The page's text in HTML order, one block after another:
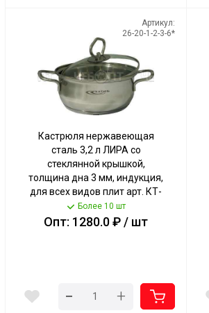
Артикул:
26-20-1-2-3-6*
Кастрюля нержавеющая
сталь 3,2 л ЛИРА со
стеклянной крышкой,
толщина дна 3 мм, индукция,
для всех видов плит арт. КТ-
СР-0030 [4] КАТУНЬ
Более 10 шт
Опт: 1280.0 ₽ / шт
- +